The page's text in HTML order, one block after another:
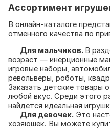
Ассортимент
В онлайн-каталоге
отменного качества по
Для мальчиков. В
возраст — инерционные
игровые наборы,
револьверы, роботы,
Заказать детские товары
любой вкус. Среди этого
найдется идеальная
Для девочек. Это
хозяюшек. Вы можете